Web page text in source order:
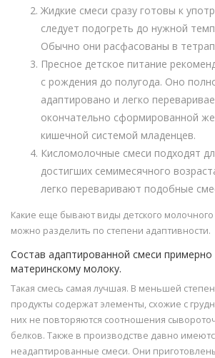
Жидкие смеси сразу готовы к
следует подогреть до нужной
Обычно они расфасованы в
Пресное детское питание
с рождения до полугода. Оно
адаптировано и легко
окончательно сформированной
кишечной системой младенцев.
Кисломолочные смеси подходят
достигших семимесячного
легко переваривают подобные
Какие еще бывают виды детского
можно разделить по степени адаптивности.
Состав адаптированной смеси примерно
материнскому молоку.
Такая смесь самая лучшая. В меньшей
продукты содержат элементы, схожие с
них не повторяются соотношения
белков. Также в производстве давно
неадаптированные смеси. Они